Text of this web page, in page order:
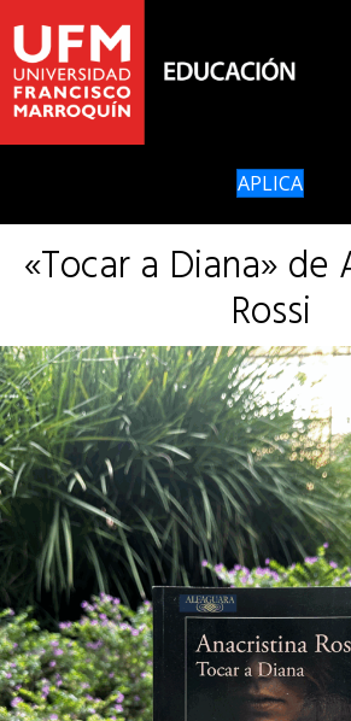
APLICA
«Tocar a Diana» de
Rossi